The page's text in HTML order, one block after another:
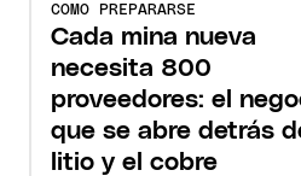
COMO PREPARARSE
Cada mina nueva
necesita 800
proveedores: el
que se abre detrás
litio y el cobre